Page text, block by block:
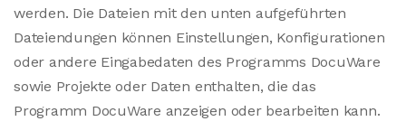
werden. Die Dateien mit den unten aufgeführten
Dateiendungen können Einstellungen, Konfigurationen
oder andere Eingabedaten des Programms DocuWare
sowie Projekte oder Daten enthalten, die das
Programm DocuWare anzeigen oder bearbeiten kann.